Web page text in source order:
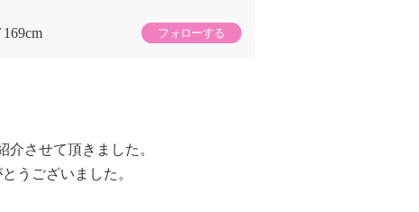
169cm フォローする
介させて頂きました。
うございました。